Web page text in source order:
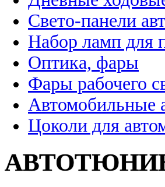
Свето-панели
Набор ламп для
Оптика, фары
Фары рабочего
Автомобильные
Цоколи для